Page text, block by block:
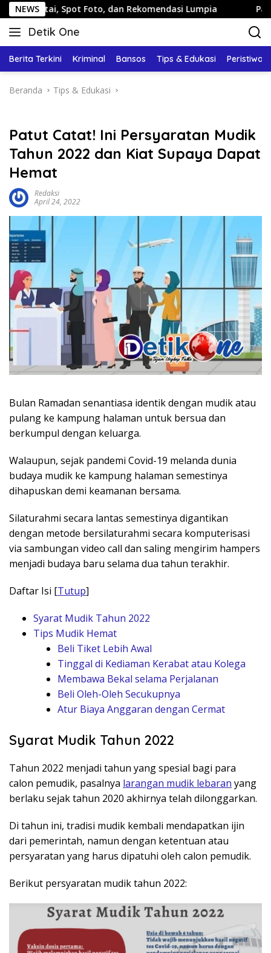
Langsung
ke
konten
NEWS
Foto, dan Rekomendasi Lumpia Panduan Wisata
Detik One
Tajam
Fakta
Berita Terkini Kriminal Bansos Tips & Edukasi Peristiwa
Beranda Tips & Edukasi
Patut Catat! Ini Persyaratan Mudik
Tahun 2022 dan Kiat Supaya Dapat
Hemat
Redaksi
April 24, 2022
Bulan Ramadan senantiasa identik dengan mudik atau
pulang ke kampung halaman untuk bersua dan
berkumpul dengan keluarga.
Walaupun, sejak pandemi Covid-19 melanda dunia
budaya mudik ke kampung halaman semestinya
dihapuskan demi keamanan bersama.
Silaturahmi secara lantas semestinya digantikan
dengan metode bersilaturahmi secara komputerisasi
via sambungan video call dan saling mengirim hampers
menjadi budaya baru selama dua tahun terakhir.
Daftar Isi [Tutup]
Syarat Mudik Tahun 2022
Tips Mudik Hemat
Beli Tiket Lebih Awal
Tinggal di Kediaman Kerabat atau Kolega
Membawa Bekal selama Perjalanan
Beli Oleh-Oleh Secukupnya
Atur Biaya Anggaran dengan Cermat
Syarat Mudik Tahun 2022
Tahun 2022 menjadi tahun yang spesial bagi para
calon pemudik, pasalnya larangan mudik lebaran yang
berlaku sejak tahun 2020 akhirnya telah dilonggarkan.
Di tahun ini, tradisi mudik kembali mendapatkan ijin
dari pemerintah, namun dengan ketentuan atau
persyaratan yang harus dipatuhi oleh calon pemudik.
Berikut persyaratan mudik tahun 2022: